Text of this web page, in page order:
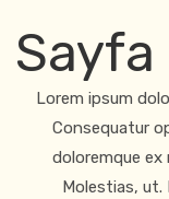
Sayfa
Lorem ipsum
Consequatur
doloremque ex
Molestias,